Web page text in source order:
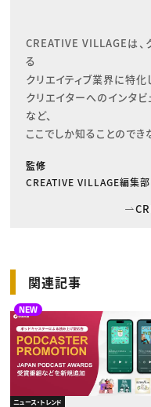
CREATIVE VILLAGEは
る
クリエイティブ業界に特化
クリエイターへのインタビ
など、
ここでしか知ることのでき
監修
CREATIVE VILLAGE編集部
関連記事
NEW
ニュース・トレンド